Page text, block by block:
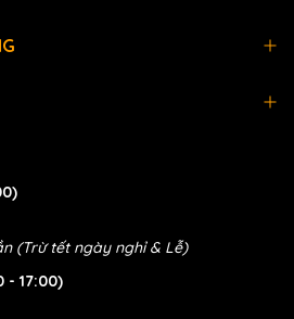
(Trừ tết ngày nghỉ & Lễ)
- 17:00)